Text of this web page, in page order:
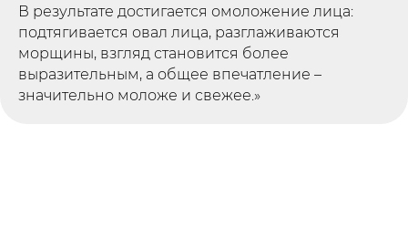
В результате достигается омоложение лица:
подтягивается овал лица, разглаживаются
морщины, взгляд становится более
выразительным, а общее впечатление –
значительно моложе и свежее.»